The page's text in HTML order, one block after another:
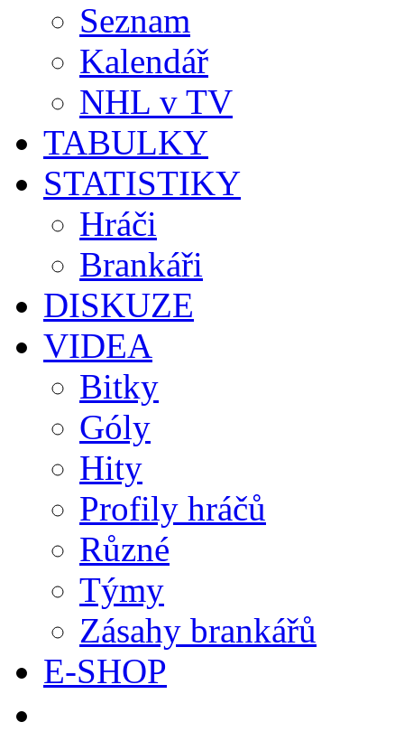
Seznam
Kalendář
NHL v TV
TABULKY
STATISTIKY
Hráči
Brankáři
DISKUZE
VIDEA
Bitky
Góly
Hity
Profily hráčů
Různé
Týmy
Zásahy brankářů
E-SHOP